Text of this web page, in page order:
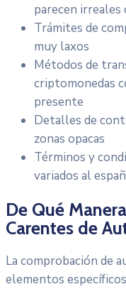
parecen irreales
Trámites de
muy laxos
Métodos de
criptomonedas
presente
Detalles de
zonas opacas
Términos y
variados al
De Qué
Carentes de
La comprobación de
elementos